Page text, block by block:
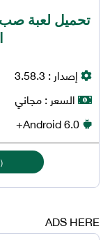
إصدار :3.58.3
السعر :مجاني
Android6.0+
(
ADS HERE